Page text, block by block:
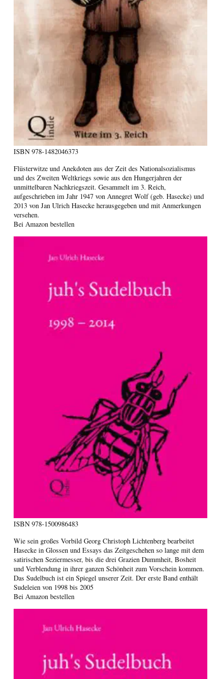
ISBN 978-1482046373
Flüsterwitze und Anekdoten aus der Zeit des Nationalsozialismus
und des Zweiten Weltkriegs sowie aus den Hungerjahren der
unmittelbaren Nachkriegszeit. Gesammelt im 3. Reich,
aufgeschrieben im Jahr 1947 von Annegret Wolf (geb. Hasecke) und
2013 von Jan Ulrich Hasecke herausgegeben und mit Anmerkungen
versehen.
Bei Amazon bestellen
ISBN 978-1500986483
Wie sein großes Vorbild Georg Christoph Lichtenberg bearbeitet
Hasecke in Glossen und Essays das Zeitgeschehen so lange mit dem
satirischen Seziermesser, bis die drei Grazien Dummheit, Bosheit
und Verblendung in ihrer ganzen Schönheit zum Vorschein kommen.
Das Sudelbuch ist ein Spiegel unserer Zeit. Der erste Band enthält
Sudeleien von 1998 bis 2005
Bei Amazon bestellen